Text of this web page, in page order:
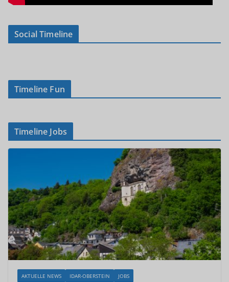
Social Timeline
Timeline Fun
Timeline Jobs
AKTUELLE NEWS IDAR-OBERSTEIN JOBS